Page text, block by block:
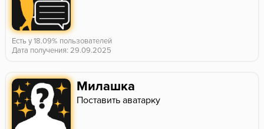
Есть у 18.09% пользователей
Дата получения: 29.09.2025
Милашка
Поставить аватарку